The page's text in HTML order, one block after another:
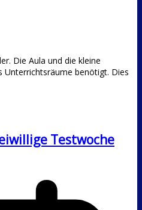
Die Aula und die kleine
Unterrichtsräume benötigt. Dies
Testwoche